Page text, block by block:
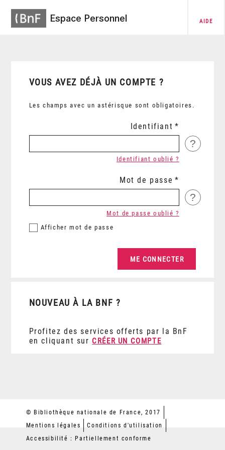
Espace Personnel AIDE
VOUS AVEZ DÉJÀ UN COMPTE ?
Les champs avec un astérisque sont obligatoires.
Identifiant
?
Identifiant oublié ?
Mot de passe
?
Afficher mot de passe
Mot de passe oublié ?
NOUVEAU À LA BNF ?
Profitez des services offerts par la BnF
en cliquant sur CRÉER UN COMPTE
© Bibliothèque nationale de France, 2017
Mentions légales
Conditions d'utilisation
Accessibilité : Partiellement conforme